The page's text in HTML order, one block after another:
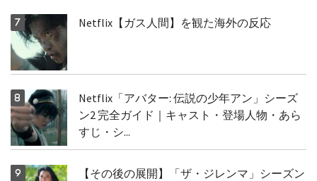
Netflix【ガス人間】を観た海外の反応
Netflix「アバター: 伝説の少年アン」シーズ
ン2 完全ガイド｜キャスト・登場人物・あら
すじ・シ...
【その後の展開】「ザ・ジレンマ」シーズン